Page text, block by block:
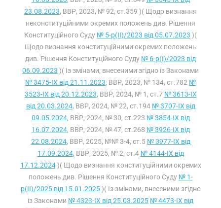
23.08.2023, ВВР, 2023, № 92, ст.359 )( Щодо визнання
неконституційними окремих положень див. Рішення
Конституційного Суду № 5-р(II)/2023 від 05.07.2023 )(
Щодо визнання конституційними окремих положень
див. Рішення Конституційного Суду № 6-р(I)/2023 від
06.09.2023 )( Із змінами, внесеними згідно із Законами
№ 3475-IX від 21.11.2023, ВВР, 2023, № 134, ст.782 №
3523-IX від 20.12.2023, ВВР, 2024, № 1, ст.7 № 3613-IX
від 20.03.2024, ВВР, 2024, № 22, ст.194 № 3707-IX від
09.05.2024, ВВР, 2024, № 30, ст.223 № 3854-IX від
16.07.2024, ВВР, 2024, № 47, ст.268 № 3926-IX від
22.08.2024, ВВР, 2025, №№ 3-4, ст.5 № 3977-IX від
17.09.2024, ВВР, 2025, № 2, ст.4 № 4144-IX від
17.12.2024)( Щодо визнання конституційними окремих
положень див. Рішення Конституційного Суду № 1-
р(II)/2025 від 15.01.2025)( Із змінами, внесеними згідно
із Законами № 4323-IX від 25.03.2025 № 4473-IX від